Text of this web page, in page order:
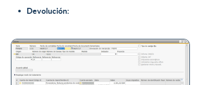
Devolución: